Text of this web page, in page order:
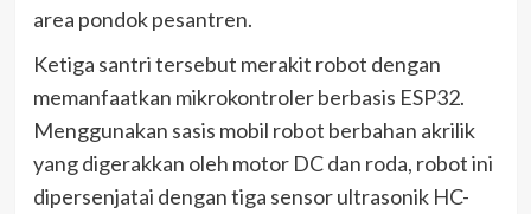
area pondok pesantren.
Ketiga santri tersebut merakit robot dengan
memanfaatkan mikrokontroler berbasis ESP32.
Menggunakan sasis mobil robot berbahan akrilik
yang digerakkan oleh motor DC dan roda, robot ini
dipersenjatai dengan tiga sensor ultrasonik HC-